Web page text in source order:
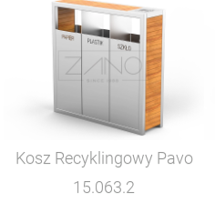
Kosz Recyklingowy Pavo
15.063.2